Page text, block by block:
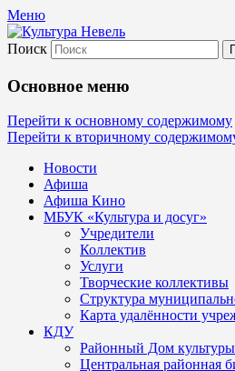
Меню
Культура Невель
МБУК Невельского
и досуг"
Поиск
Основное меню
Перейти к основному содержимому
Перейти к вторичному
Новости
Афиша
Афиша Кино
МБУК «Культура и досуг»
Учредители
Коллектив
Услуги
Творческие коллективы
Структура
Карта удалённости
КДУ
Районный Дом культуры
Центральная районная